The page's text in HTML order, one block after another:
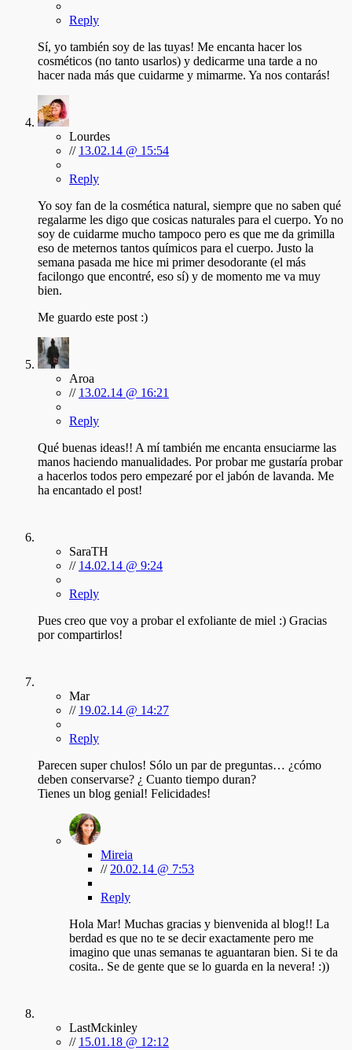
Reply
Sí, yo también soy de las tuyas! Me encanta hacer los
cosméticos (no tanto usarlos) y dedicarme una tarde a no
hacer nada más que cuidarme y mimarme. Ya nos contarás!
Lourdes
// 13.02.14 @ 15:54
Reply
Yo soy fan de la cosmética natural, siempre que no saben qué
regalarme les digo que cosicas naturales para el cuerpo. Yo no
soy de cuidarme mucho tampoco pero es que me da grimilla
eso de meternos tantos químicos para el cuerpo. Justo la
semana pasada me hice mi primer desodorante (el más
facilongo que encontré, eso sí) y de momento me va muy
bien.
Me guardo este post :)
Aroa
// 13.02.14 @ 16:21
Reply
Qué buenas ideas!! A mí también me encanta ensuciarme las
manos haciendo manualidades. Por probar me gustaría probar
a hacerlos todos pero empezaré por el jabón de lavanda. Me
ha encantado el post!
SaraTH
// 14.02.14 @ 9:24
Reply
Pues creo que voy a probar el exfoliante de miel :) Gracias
por compartirlos!
Mar
// 19.02.14 @ 14:27
Reply
Parecen super chulos! Sólo un par de preguntas… ¿cómo
deben conservarse? ¿ Cuanto tiempo duran?
Tienes un blog genial! Felicidades!
Mireia
// 20.02.14 @ 7:53
Reply
Hola Mar! Muchas gracias y bienvenida al blog!! La
berdad es que no te se decir exactamente pero me
imagino que unas semanas te aguantaran bien. Si te da
cosita.. Se de gente que se lo guarda en la nevera! :))
LastMckinley
// 15.01.18 @ 12:12